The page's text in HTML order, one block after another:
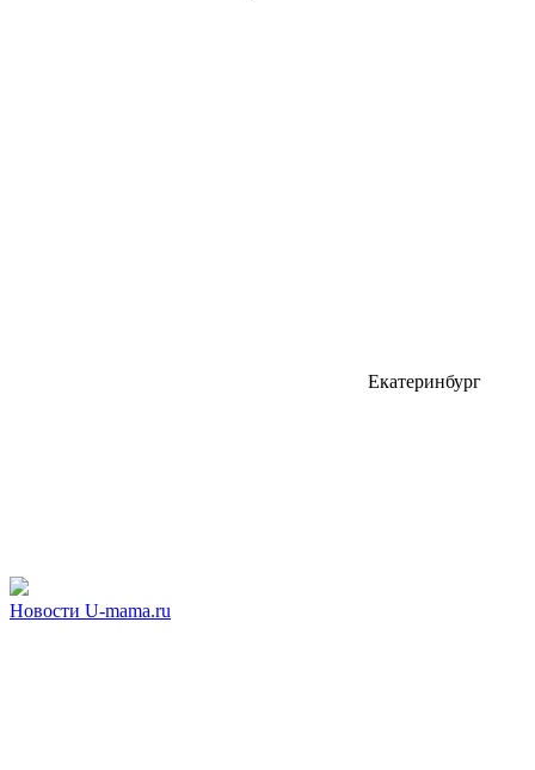
Екатеринбург
Новости U-mama.ru